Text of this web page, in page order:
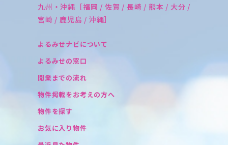
九州・沖縄［福岡 / 佐賀 / 長崎 / 熊本 / 大分 /
宮崎 / 鹿児島 / 沖縄］
よるみせナビについて
よるみせの窓口
開業までの流れ
物件掲載をお考えの方へ
物件を探す
お気に入り物件